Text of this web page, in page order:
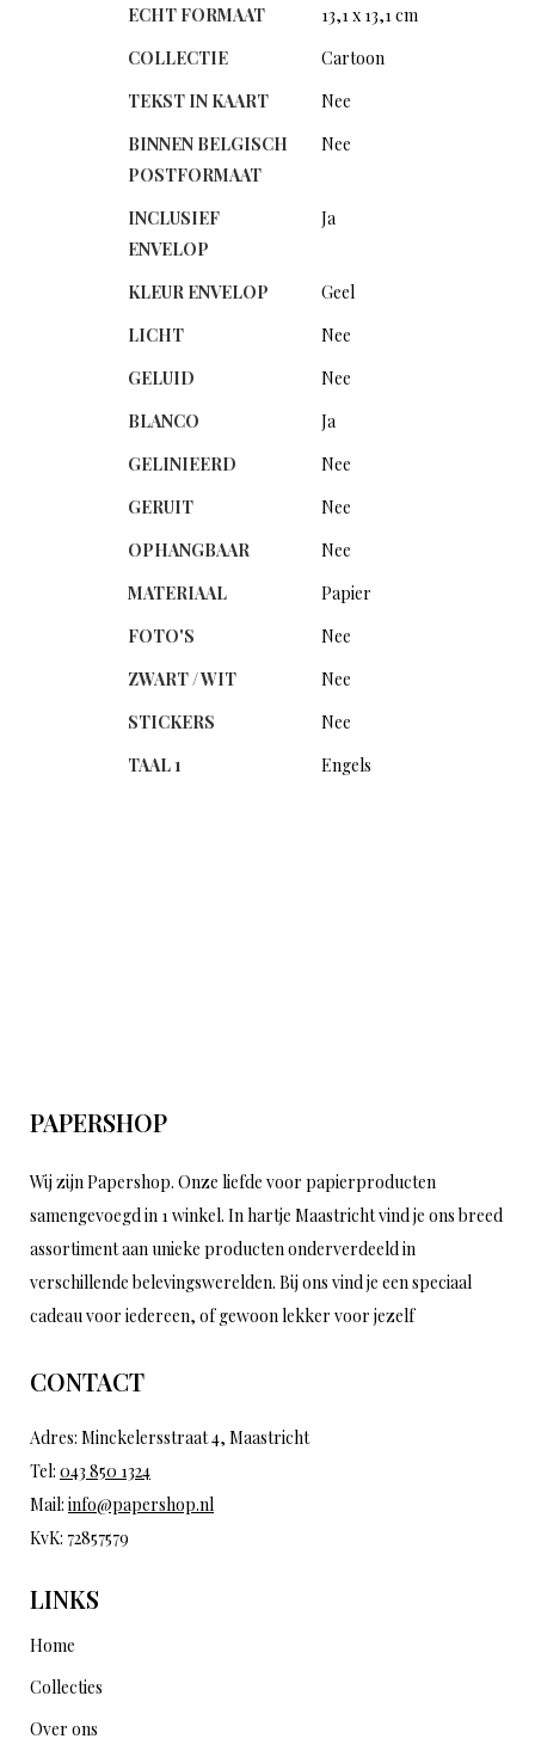
ECHT FORMAAT
13,1 x 13,1 cm
COLLECTIE
Cartoon
TEKST IN KAART
Nee
BINNEN BELGISCH
POSTFORMAAT
Nee
INCLUSIEF
ENVELOP
Ja
KLEUR ENVELOP
Geel
LICHT
Nee
GELUID
Nee
BLANCO
Ja
GELINIEERD
Nee
GERUIT
Nee
OPHANGBAAR
Nee
MATERIAAL
Papier
FOTO'S
Nee
ZWART / WIT
Nee
STICKERS
Nee
TAAL 1
Engels
PAPERSHOP
Wij zijn Papershop. Onze liefde voor papierproducten
samengevoegd in 1 winkel. In hartje Maastricht vind je ons breed
assortiment aan unieke producten onderverdeeld in
verschillende belevingswerelden. Bij ons vind je een speciaal
cadeau voor iedereen, of gewoon lekker voor jezelf
CONTACT
Adres: Minckelersstraat 4, Maastricht
Tel: 043 850 1324
Mail: info@papershop.nl
KvK: 72857579
LINKS
Home
Collecties
Over ons